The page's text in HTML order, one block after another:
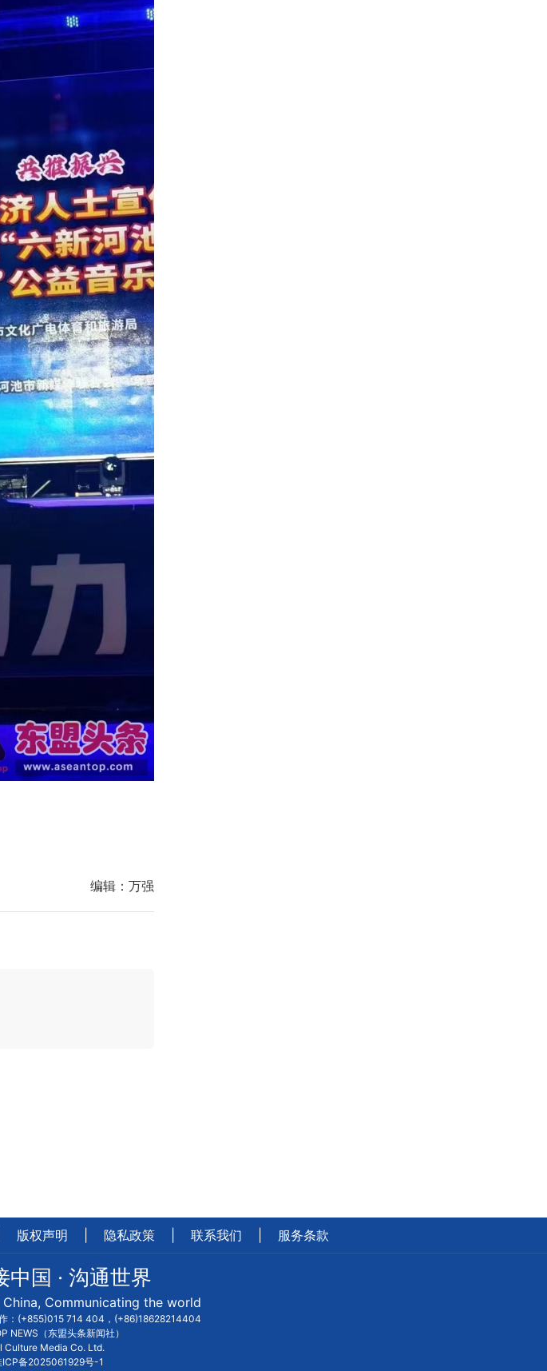
编辑： 万强
版权声明 隐私政策 联系我们 服务条款
中国 · 沟通世界
Communicating the world
：(+855)015 714 404，(+86)18628214404
NEWS（东盟头条新闻社）
Culture Media Co. Ltd.
ICP备2025061929号-1